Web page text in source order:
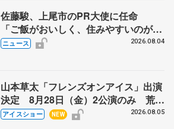
佐藤駿、上尾市のPR大使に任命
「ご飯がおいしく、住みやすいのが魅
力」
ニュース 2026.08.04
山本草太「フレンズオンアイス」出演
決定 8月28日（金）2公演のみ 荒川
静香さんプロデュース、20周年のアイ
アイスショー NEW 2026.08.05